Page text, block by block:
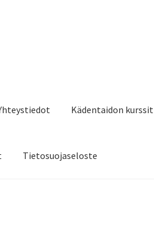
Kädentaidon kurssit
Tietosuojaseloste